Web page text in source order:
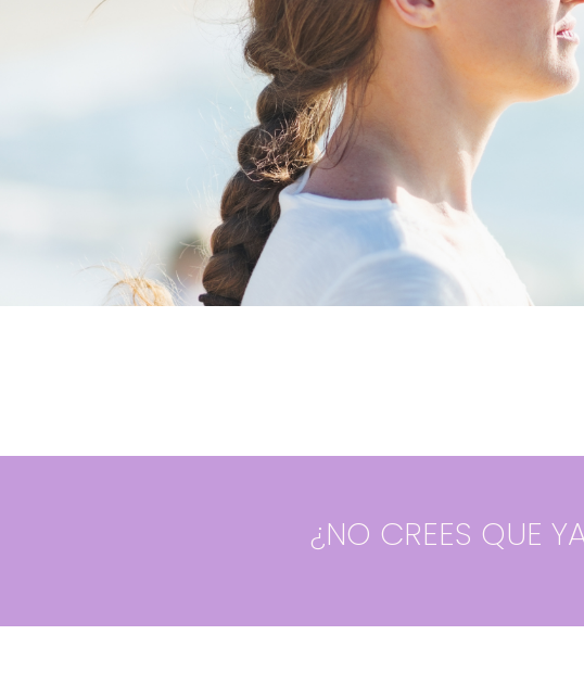
¿NO CREES QUE